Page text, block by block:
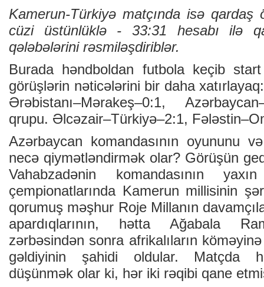
Kamerun-Türkiyə matçında isə qardaş
cüzi üstünlüklə - 33:31 hesabı ilə
qələbələrini rəsmiləşdiriblər.
Burada həndboldan futbola keçib start
görüşlərin nəticələrini bir daha
Ərəbistanı–Mərakeş–0:1,
qrupu. Əlcəzair–Türkiyə–2:1,
Azərbaycan komandasının oyununu
necə qiymətləndirmək olar? Görüşün
Vahabzadənin komandasının
çempionatlarında Kamerun millisinin
qorumuş məşhur Roje Millanın
apardıqlarının, hətta Ağabala
zərbəsindən sonra afrikalıların
gəldiyinin şahidi oldular. Matçda
düşünmək olar ki, hər iki rəqibi qane